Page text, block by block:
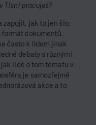
Tísni pracuješ?
zapojit, jak to jen šlo.
formát dokumentů.
často k lidem jinak
debaty s různými
lidé o tom tématu v
je samozřejmě
akce a to